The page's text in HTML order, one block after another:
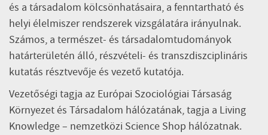
és a társadalom kölcsönhatásaira, a fenntartható és
helyi élelmiszer rendszerek vizsgálatára irányulnak.
Számos, a természet- és társadalomtudományok
határterületén álló, részvételi- és transzdiszciplináris
kutatás résztvevője és vezető kutatója.
Vezetőségi tagja az Európai Szociológiai Társaság
Környezet és Társadalom hálózatának, tagja a Living
Knowledge – nemzetközi Science Shop hálózatnak.